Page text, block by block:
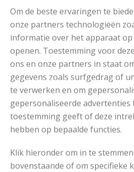
Om de beste ervaringen te
onze partners technologieën
informatie over het apparaat
openen. Toestemming voor
ons en onze partners in staat
gegevens zoals surfgedrag of
te verwerken en om
gepersonaliseerde advertenties
toestemming geeft of deze
hebben op bepaalde functies.
Klik hieronder om in te
bovenstaande of om specifieke